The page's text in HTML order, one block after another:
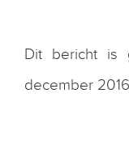
Dit bericht is
december 2016